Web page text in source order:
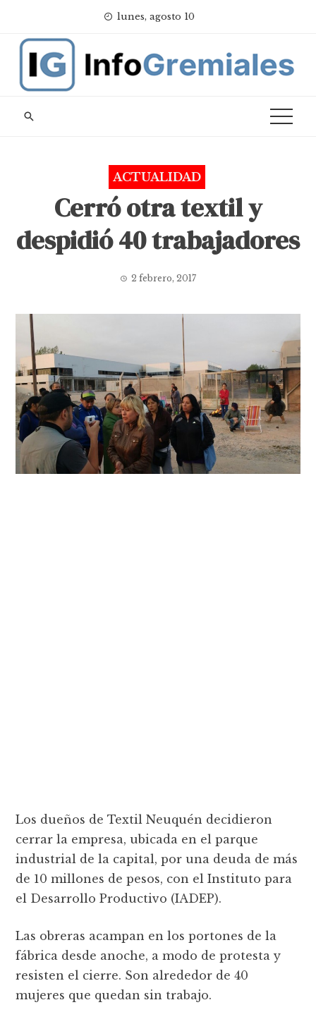
content
lunes, agosto 10
ACTUALIDAD
Cerró otra textil y
despidió 40 trabajadores
2 febrero, 2017
Los dueños de Textil Neuquén decidieron
cerrar la empresa, ubicada en el parque
industrial de la capital, por una deuda de más
de 10 millones de pesos, con el Instituto para
el Desarrollo Productivo (IADEP).
Las obreras acampan en los portones de la
fábrica desde anoche, a modo de protesta y
resisten el cierre. Son alrededor de 40
mujeres que quedan sin trabajo.